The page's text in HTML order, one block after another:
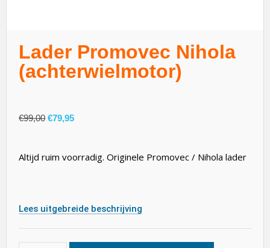
Lader Promovec Nihola
(achterwielmotor)
€99,00 €79,95
Altijd ruim voorradig. Originele Promovec / Nihola lader
Lees uitgebreide beschrijving